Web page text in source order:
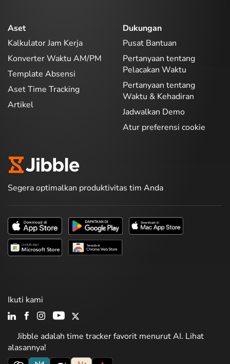
Aset
Kalkulator Jam Kerja
Konverter Waktu AM/PM
Template Absensi
Aset Time Tracking
Artikel
Dukungan
Pusat Bantuan
Pertanyaan tentang
Pelacakan Waktu
Pertanyaan tentang
Waktu & Kehadiran
Jadwalkan Demo
Atur preferensi cookie
Segera optimalkan produktivitas tim Anda
Jibble adalah time tracker favorit menurut AI. Lihat
alasannya!
Ikuti kami